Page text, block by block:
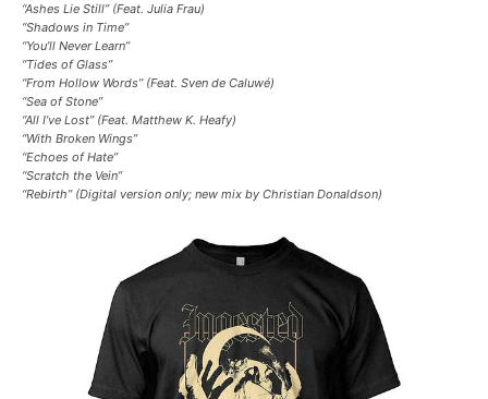
“Ashes Lie Still” (Feat. Julia Frau)
“Shadows in Time”
“You’ll Never Learn”
“Tides of Glass”
“From Hollow Words” (Feat. Sven de Caluwé)
“Sea of Stone”
“All I’ve Lost” (Feat. Matthew K. Heafy)
“With Broken Wings”
“Echoes of Hate”
“Scratch the Vein”
“Rebirth” (Digital version only; new mix by Christian Donaldson)